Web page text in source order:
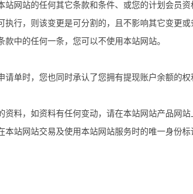
网站的任何其它条款和条件、或您的计划会员
行，则该变更是可分割的，且不影响其它变更
中的任何一条，您可以不使用本站网站。
单时，您也同时承认了您拥有提现账户余额的
料，如资料有任何变动，请在本站网站产品网站
站网站交易及使用本站网站服务时的唯一身份